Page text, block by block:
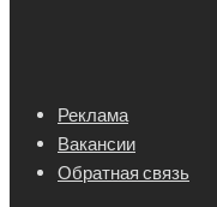
Реклама
Вакансии
Обратная связь